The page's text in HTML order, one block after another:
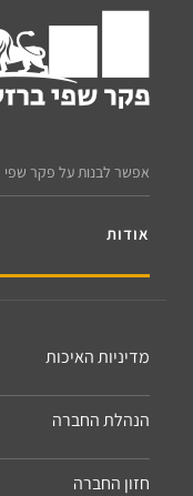
אפשר לבנות על פקר שפי
אודות
מדיניות האיכות
הנהלת החברה
חזון החברה